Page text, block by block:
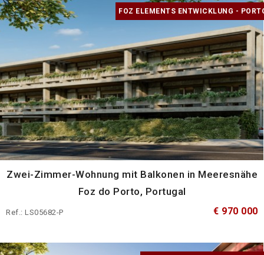
FOZ ELEMENTS ENTWICKLUNG -
Zwei-Zimmer-Wohnung mit Balkonen in Meeresnähe
Foz do Porto, Portugal
Ref.: LS05682-P € 970 000